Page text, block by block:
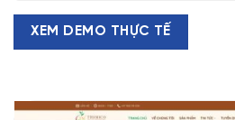
XEM DEMO THỰC TẾ